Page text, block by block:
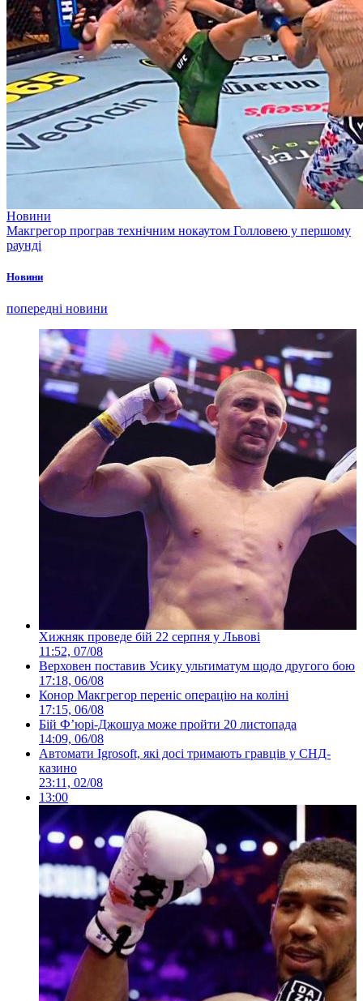
Новини
Макгрегор програв технічним нокаутом Голловею у першому
раунді
Новини
попередні новини
Хижняк проведе бій 22 серпня у Львові
11:52, 07/08
Верховен поставив Усику ультиматум щодо другого бою
17:18, 06/08
Конор Макгрегор переніс операцію на коліні
17:15, 06/08
Бій Ф’юрі-Джошуа може пройти 20 листопада
14:09, 06/08
Автомати Igrosoft, які досі тримають гравців у СНД-
казино
23:11, 02/08
13:00